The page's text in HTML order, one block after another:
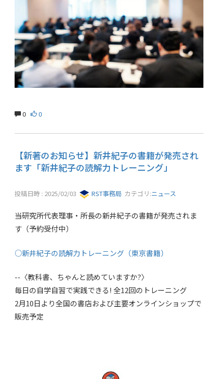
0 0
【新著のお知らせ】新井紀子の書籍が発売され
ます「新井紀子の読解力トレーニング」
投稿日時 : 2025/02/03 RST事務局 カテゴリ:ニュース
当研究所代表理事・所長の新井紀子の書籍が発売されま
す（予約受付中）
○新井紀子の読解力トレーニング（東京書籍）
--〈教科書、ちゃんと読めていますか?〉
毎日の自学自習で実践できる! 全12回のトレーニング
2月10日より全国の書店および主要オンラインショップで
販売予定